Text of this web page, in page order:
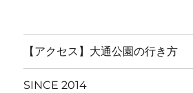
【アクセス】大通公園の行き方
SINCE 2014